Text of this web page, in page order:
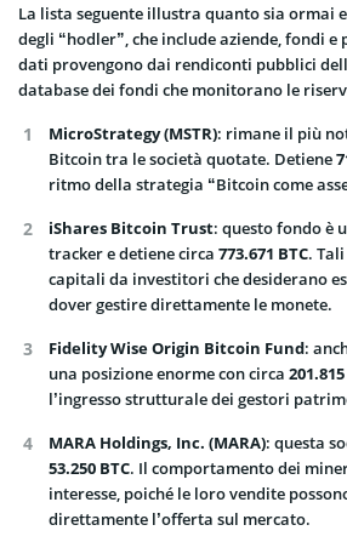
La lista seguente illustra quanto sia ormai
degli “hodler”, che include aziende, fondi e
dati provengono dai rendiconti pubblici
database dei fondi che monitorano le
MicroStrategy (MSTR): rimane il più
Bitcoin tra le società quotate. Detiene
ritmo della strategia “Bitcoin come
iShares Bitcoin Trust: questo fondo è
tracker e detiene circa 773.671 BTC.
capitali da investitori che desiderano
dover gestire direttamente le monete.
Fidelity Wise Origin Bitcoin Fund:
una posizione enorme con circa
l’ingresso strutturale dei gestori
MARA Holdings, Inc. (MARA): questa
53.250 BTC. Il comportamento dei
interesse, poiché le loro vendite
direttamente l’offerta sul mercato.